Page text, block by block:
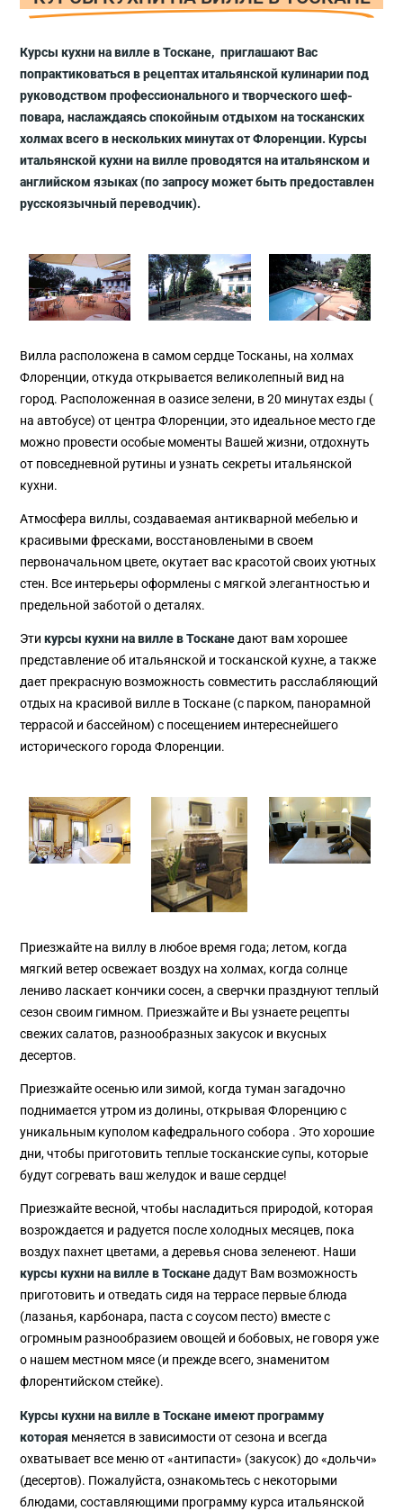
Курсы кухни на вилле в Тоскане, приглашают Вас
попрактиковаться в рецептах итальянской кулинарии под
руководством профессионального и творческого шеф-
повара, наслаждаясь спокойным отдыхом на тосканских
холмах всего в нескольких минутах от Флоренции. Курсы
итальянской кухни на вилле проводятся на итальянском и
английском языках (по запросу может быть предоставлен
русскоязычный переводчик).
Вилла расположена в самом сердце Тосканы, на холмах
Флоренции, откуда открывается великолепный вид на
город. Расположенная в оазисе зелени, в 20 минутах езды (
на автобусе) от центра Флоренции, это идеальное место где
можно провести особые моменты Вашей жизни, отдохнуть
от повседневной рутины и узнать секреты итальянской
кухни.
Атмосфера виллы, создаваемая антикварной мебелью и
красивыми фресками, восстановлеными в своем
первоначальном цвете, окутает вас красотой своих уютных
стен. Все интерьеры оформлены с мягкой элегантностью и
предельной заботой о деталях.
Эти курсы кухни на вилле в Тосканедают вам хорошее
представление об итальянской и тосканской кухне, а также
дает прекрасную возможность совместить расслабляющий
отдых на красивой вилле в Тоскане (с парком, панорамной
террасой и бассейном) с посещением интереснейшего
исторического города Флоренции.
Приезжайте на виллу в любое время года; летом, когда
мягкий ветер освежает воздух на холмах, когда солнце
лениво ласкает кончики сосен, а сверчки празднуют теплый
сезон своим гимном. Приезжайте и Вы узнаете рецепты
свежих салатов, разнообразных закусок и вкусных
десертов.
Приезжайте осенью или зимой, когда туман загадочно
поднимается утром из долины, открывая Флоренцию с
уникальным куполом кафедрального собора . Это хорошие
дни, чтобы приготовить теплые тосканские супы, которые
будут согревать ваш желудок и ваше сердце!
Приезжайте весной, чтобы насладиться природой, которая
возрождается и радуется после холодных месяцев, пока
воздух пахнет цветами, а деревья снова зеленеют. Наши
курсы кухни на вилле в Тосканедадут Вам возможность
приготовить и отведать сидя на террасе первые блюда
(лазанья, карбонара, паста с соусом песто) вместе с
огромным разнообразием овощей и бобовых, не говоря уже
о нашем местном мясе (и прежде всего, знаменитом
флорентийском стейке).
Курсы кухни на вилле в Тоскане имеют программу
которая меняется в зависимости от сезона и всегда
охватывает все меню от «антипасти» (закусок) до «дольчи»
(десертов). Пожалуйста, ознакомьтесь с некоторыми
блюдами, составляющими программу курса итальянской